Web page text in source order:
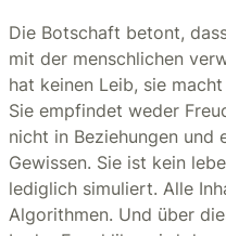
Die Botschaft betont,
mit der menschlichen
hat keinen Leib, sie
Sie empfindet weder
nicht in Beziehungen und
Gewissen. Sie ist kein
lediglich simuliert. Alle
Algorithmen. Und über